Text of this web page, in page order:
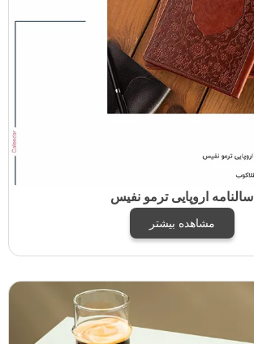
سالنامه اروپایی ترمو نفیس
مشاهده بیشتر